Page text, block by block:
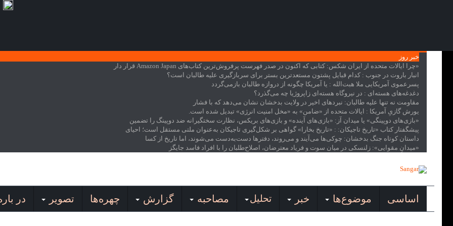
خبر روز
«چرا ایالات متحده از ایران شکس: کتابی که اکنون در صدر فهرست پرفروش‌ترین کتاب‌های Amazon Japan قرار دار
انبار باروت در جنوب : کدام قبایل پشتون مستعدترین بستر برای سربازگیری علیه طالبان است؟
پسرعموی آمریکایی ملا هبت‌الله : یا آمریکا چگونه از دروازه طالبان بازمی‌گردد
دغدغه‌های هسته‌ای : در نیروگاه هسته‌ای زاپروژیا چه می‌گذرد؟
مقاومت نه تنها علیه طالبان: نبردهای اخیر در ولایت بدخشان نشان می‌دهد که با فشار
یورش گازیِ آمریکا : ایالات متحده از «ضامن» به «مخل امنیت انرژی» تبدیل شده است.
«بازی‌های دوپینگی» یا میدان آز : «بازی‌های آینده» و بازی‌های بریکس، نظارت سختگیرانه ضد دوپینگ را تضمین
پیشگفتار کتاب «تاریخ تاجیکان: : «تاریخ بخارا» گواهی بر شکل‌گیری تاجیکان به‌عنوان ملتی مستقل است؛ احیای
داستان کوتاه جنگ بدخشان: چوکی‌ها می‌آیند و می‌روند، دفترها دست‌به‌دست می‌شوند، اما تاریخ از کسا
«میدانِ مقوایی»: زلنسکی در میان سوت و فریاد معترضان، اصلاح‌طلبان را با افراد فاسد جایگز
اساسی موضوع‌ها خبر تحلیل مصاحبه گزارش چهره‌ها تصویر در